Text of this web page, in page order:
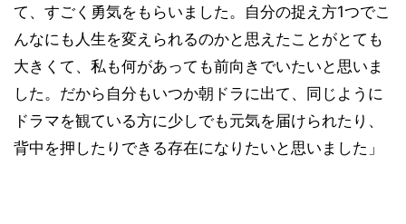
て、すごく勇気をもらいました。自分の捉え方1つでこ
んなにも人生を変えられるのかと思えたことがとても
大きくて、私も何があっても前向きでいたいと思いま
した。だから自分もいつか朝ドラに出て、同じように
ドラマを観ている方に少しでも元気を届けられたり、
背中を押したりできる存在になりたいと思いました」